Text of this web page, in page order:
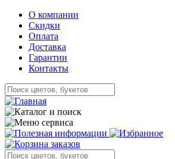
О компании
Скидки
Оплата
Доставка
Гарантии
Контакты